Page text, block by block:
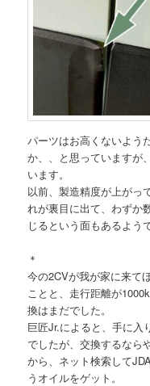
パーツはお高くないよう
か、、と思っていますが
います。
以前、製造精度が上がっ
れが裏目に出て、わずか
じるという面もあるよう
＊
今の2CVが我が家に来て
ことと、走行距離が
換はまだでした。
巨匠Jr.によると、手に入
でしたが、交換するなら
から、ネット検索して
うオイルをゲット。